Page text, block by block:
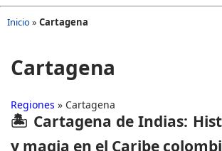
Inicio» Cartagena
Cartagena
Regiones » Cartagena
🏝️ Cartagena de Indias:
y magia en el Caribe